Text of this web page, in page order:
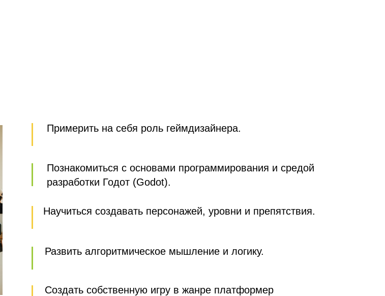
Примерить на себя роль геймдизайнера.
Познакомиться с основами программирования и средой
разработки Годот (Godot).
Научиться создавать персонажей, уровни и препятствия.
Создать собственную игру в жанре платформер
Развить алгоритмическое мышление и логику.